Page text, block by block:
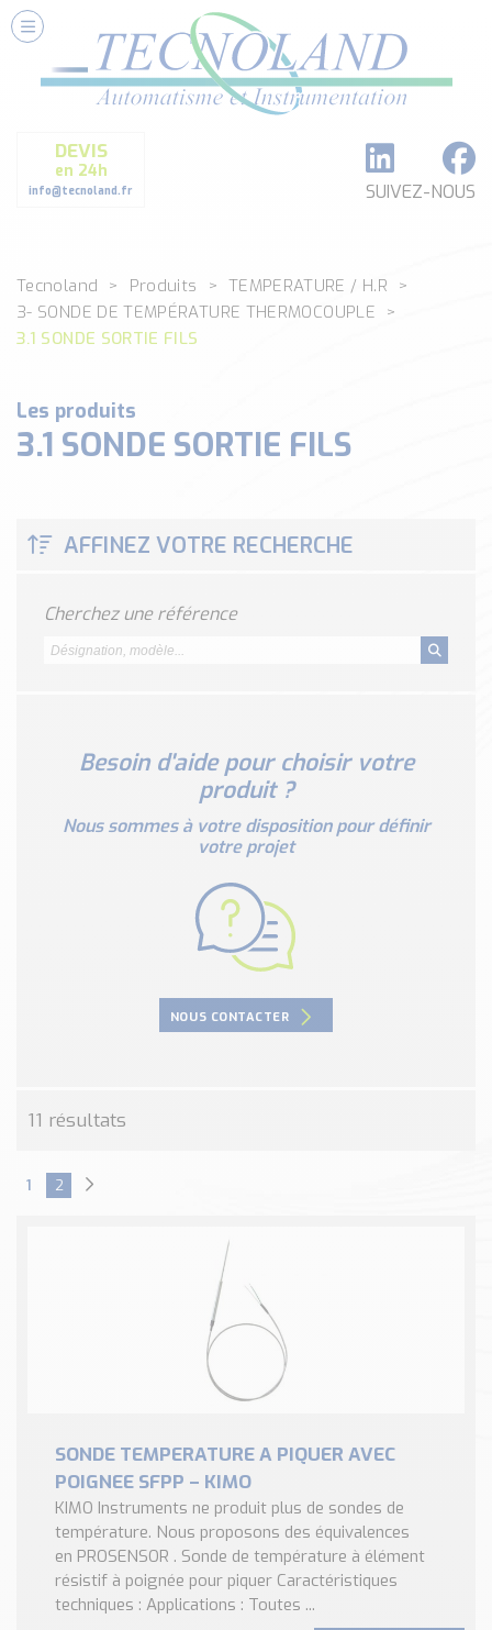
DEVIS
en 24h
info@tecnoland.fr SUIVEZ-NOUS
Nos Services
Conseils et Fourniture
Formation et Assistance
Architecture I-O Link multi fabricants
Classé par catégorie
DEBIT
DETECTION
SECURITE MACHINE
ENREGISTREUR + ACQUISITION DE DONNEES
ENDRESS+HAUSER
RED LION
IDEM SAFETY
Téléchargement (Logiciels, Documents,..)
Formulaire sonde température
Convertisseur de pression
Formulaire Débitmètre
Calculateur maintien en température
Calculateur Chauffage/Liquide/Gaz
Nos Réalisations
Conseils et Actualités
Contact & Devis
Tecnoland Produits
TEMPERATURE / H.R
3- SONDE DE TEMPÉRATURE THERMOCOUPLE
3.1 SONDE SORTIE FILS
Les produits
3.1 SONDE SORTIE FILS
AFFINEZ VOTRE RECHERCHE
Cherchez une référence
Besoin d'aide pour choisir votre
produit ?
Nous sommes à votre disposition pour définir
votre projet
NOUS CONTACTER
11 résultats
1 2
SONDE TEMPERATURE A PIQUER AVEC
POIGNEE SFPP – KIMO
KIMO Instruments ne produit plus de sondes de
température. Nous proposons des équivalences
en PROSENSOR . Sonde de température à élément
résistif à poignée pour piquer Caractéristiques
techniques : Applications : Toutes ...